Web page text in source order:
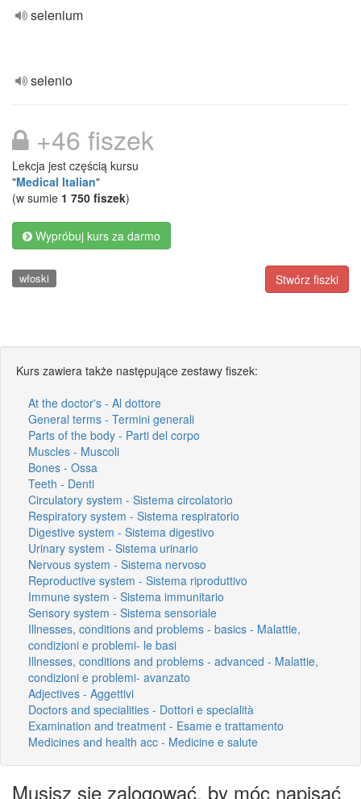
selenium
selenio
+46 fiszek
Lekcja jest częścią kursu
"Medical Italian"
(w sumie 1 750 fiszek)
Wypróbuj kurs za darmo
Stwórz fiszki
włoski
Kurs zawiera także następujące zestawy fiszek:
At the doctor's - Al dottore
General terms - Termini generali
Parts of the body - Parti del corpo
Muscles - Muscoli
Bones - Ossa
Teeth - Denti
Circulatory system - Sistema circolatorio
Respiratory system - Sistema respiratorio
Digestive system - Sistema digestivo
Urinary system - Sistema urinario
Nervous system - Sistema nervoso
Reproductive system - Sistema riproduttivo
Immune system - Sistema immunitario
Sensory system - Sistema sensoriale
Illnesses, conditions and problems - basics - Malattie,
condizioni e problemi- le basi
Illnesses, conditions and problems - advanced - Malattie,
condizioni e problemi- avanzato
Adjectives - Aggettivi
Doctors and specialities - Dottori e specialità
Examination and treatment - Esame e trattamento
Medicines and health acc - Medicine e salute
Musisz się zalogować, by móc napisać